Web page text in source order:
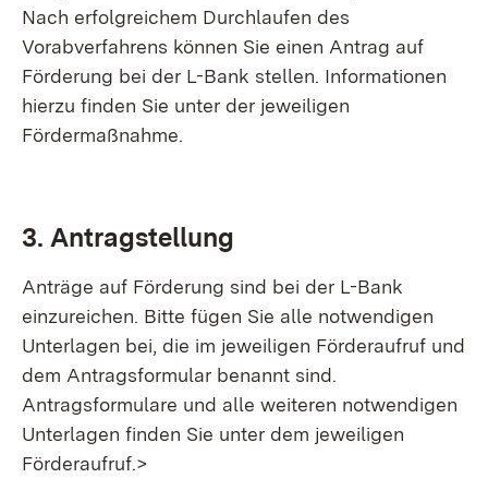
Nach erfolgreichem Durchlaufen des
Vorabverfahrens können Sie einen Antrag auf
Förderung bei der L-Bank stellen. Informationen
hierzu finden Sie unter der jeweiligen
Fördermaßnahme.
3. Antragstellung
Anträge auf Förderung sind bei der L-Bank
einzureichen. Bitte fügen Sie alle notwendigen
Unterlagen bei, die im jeweiligen Förderaufruf und
dem Antragsformular benannt sind.
Antragsformulare und alle weiteren notwendigen
Unterlagen finden Sie unter dem jeweiligen
Förderaufruf.>